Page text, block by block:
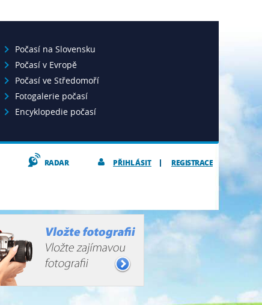
Počasí na Slovensku
Počasí v Evropě
Počasí ve Středomoří
Fotogalerie počasí
Encyklopedie počasí
RADAR REGISTRACE
PŘIHLÁSIT